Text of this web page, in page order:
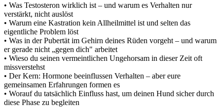
• Was Testosteron wirklich ist – und warum es Verhalten nur
verstärkt, nicht auslöst
• Warum eine Kastration kein Allheilmittel ist und selten das
eigentliche Problem löst
• Was in der Pubertät im Gehirn deines Rüden vorgeht – und warum
er gerade nicht „gegen dich" arbeitet
• Wieso du seinen vermeintlichen Ungehorsam in dieser Zeit oft
missverstehst
• Der Kern: Hormone beeinflussen Verhalten – aber eure
gemeinsamen Erfahrungen formen es
• Worauf du tatsächlich Einfluss hast, um deinen Hund sicher durch
diese Phase zu begleiten